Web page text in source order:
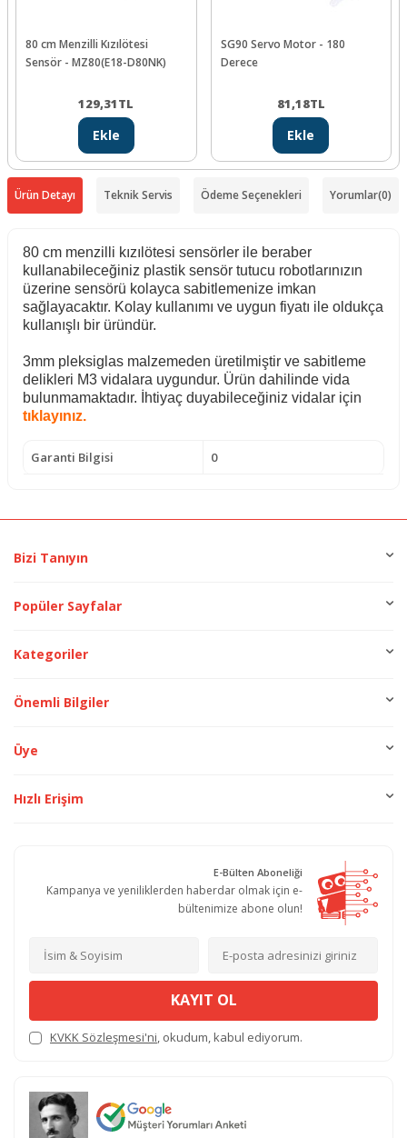
80 cm Menzilli Kızılötesi
Sensör - MZ80(E18-D80NK)
129,31TL
Ekle
SG90 Servo Motor - 180
Derece
81,18TL
Ekle
Ürün Detayı Teknik Servis Ödeme Seçenekleri Yorumlar(0)
80 cm menzilli kızılötesi sensörler ile beraber
kullanabileceğiniz plastik sensör tutucu robotlarınızın
üzerine sensörü kolayca sabitlemenize imkan
sağlayacaktır. Kolay kullanımı ve uygun fiyatı ile oldukça
kullanışlı bir üründür.
3mm pleksiglas malzemeden üretilmiştir ve sabitleme
delikleri M3 vidalara uygundur. Ürün dahilinde vida
bulunmamaktadır. İhtiyaç duyabileceğiniz vidalar için
tıklayınız.
Garanti Bilgisi 0
Bizi Tanıyın
Popüler Sayfalar
Kategoriler
Önemli Bilgiler
Üye
Hızlı Erişim
E-Bülten Aboneliği
Kampanya ve yeniliklerden haberdar olmak için e-
bültenimize abone olun!
KAYIT OL
KVKK Sözleşmesi'ni , okudum, kabul ediyorum.